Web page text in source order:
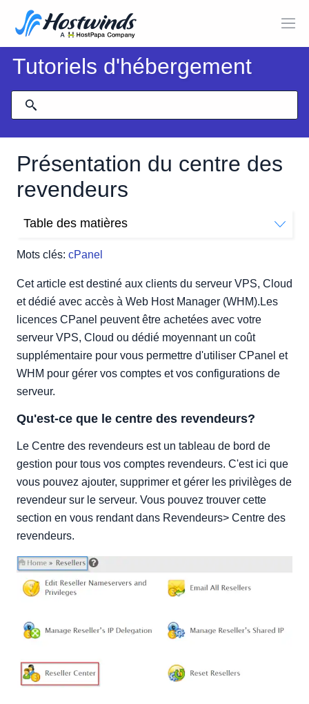
Tutoriels d'hébergement
Présentation du centre des
revendeurs
Mots clés: cPanel
Table des matières
Cet article est destiné aux clients du serveur VPS, Cloud
et dédié avec accès à Web Host Manager (WHM).Les
licences CPanel peuvent être achetées avec votre
serveur VPS, Cloud ou dédié moyennant un coût
supplémentaire pour vous permettre d'utiliser CPanel et
WHM pour gérer vos comptes et vos configurations de
serveur.
Qu'est-ce que le centre des revendeurs?
Le Centre des revendeurs est un tableau de bord de
gestion pour tous vos comptes revendeurs. C'est ici que
vous pouvez ajouter, supprimer et gérer les privilèges de
revendeur sur le serveur. Vous pouvez trouver cette
section en vous rendant dans Revendeurs> Centre des
revendeurs.